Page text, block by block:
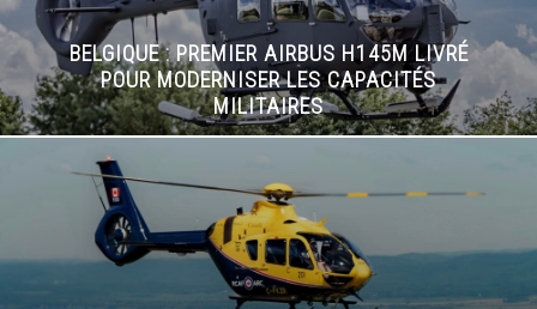
BELGIQUE : PREMIER AIRBUS H145M LIVRÉ
POUR MODERNISER LES CAPACITÉS
MILITAIRES